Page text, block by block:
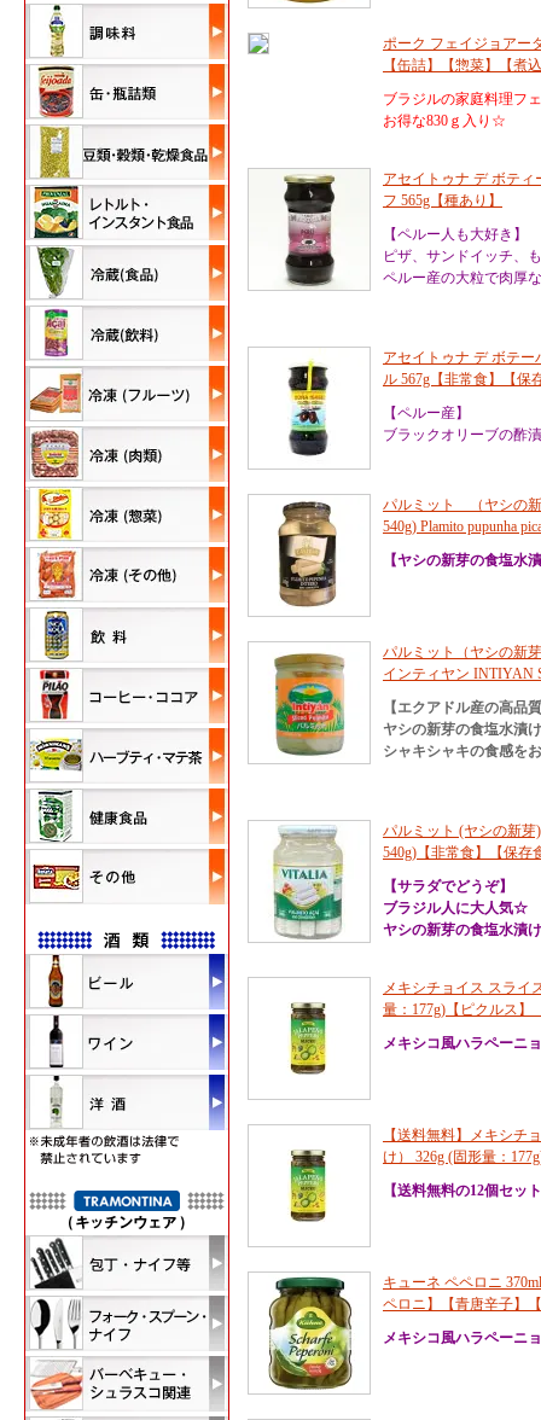
ポーク フェイジョアー
【缶詰】【惣菜】【煮
ブラジルの家庭料理フ
お得な830ｇ入り☆
アセイトゥナ デ ボテ
フ 565g【種あり】
【ペルー人も大好き】
ピザ、サンドイッチ、
ペルー産の大粒で肉厚
アセイトゥナ デ ボテ
ル 567g【非常食】【保
【ペルー産】
ブラックオリーブの酢
パルミット （ヤシの新
540g) Plamito pupunha
【ヤシの新芽の食塩水
パルミット（ヤシの新
インティヤン INTIYAN
【エクアドル産の高品
ヤシの新芽の食塩水漬け
シャキシャキの食感を
パルミット (ヤシの新芽
540g)【非常食】【保存
【サラダでどうぞ】
ブラジル人に大人気☆
ヤシの新芽の食塩水漬
メキシチョイス スライ
量：177g)【ピクルス】
メキシコ風ハラペーニ
【送料無料】メキシチ
け） 326g (固形量：
【送料無料の12個セッ
キューネ ペペロニ
ペロニ】【青唐辛子】
メキシコ風ハラペーニ